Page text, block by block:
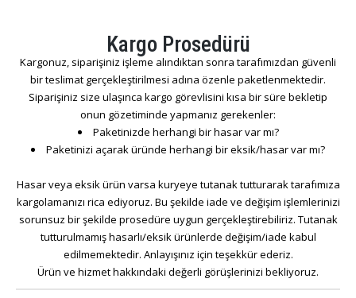
Kargo Prosedürü
Kargonuz, siparişiniz işleme alındıktan sonra tarafımızdan güvenli
bir teslimat gerçekleştirilmesi adına özenle paketlenmektedir.
Siparişiniz size ulaşınca kargo görevlisini kısa bir süre bekletip
onun gözetiminde yapmanız gerekenler:
Paketinizde herhangi bir hasar var mı?
Paketinizi açarak üründe herhangi bir eksik/hasar var mı?
Hasar veya eksik ürün varsa kuryeye tutanak tutturarak tarafımıza
kargolamanızı rica ediyoruz. Bu şekilde iade ve değişim işlemlerinizi
sorunsuz bir şekilde prosedüre uygun gerçekleştirebiliriz. Tutanak
tutturulmamış hasarlı/eksik ürünlerde değişim/iade kabul
edilmemektedir. Anlayışınız için teşekkür ederiz.
Ürün ve hizmet hakkındaki değerli görüşlerinizi bekliyoruz.